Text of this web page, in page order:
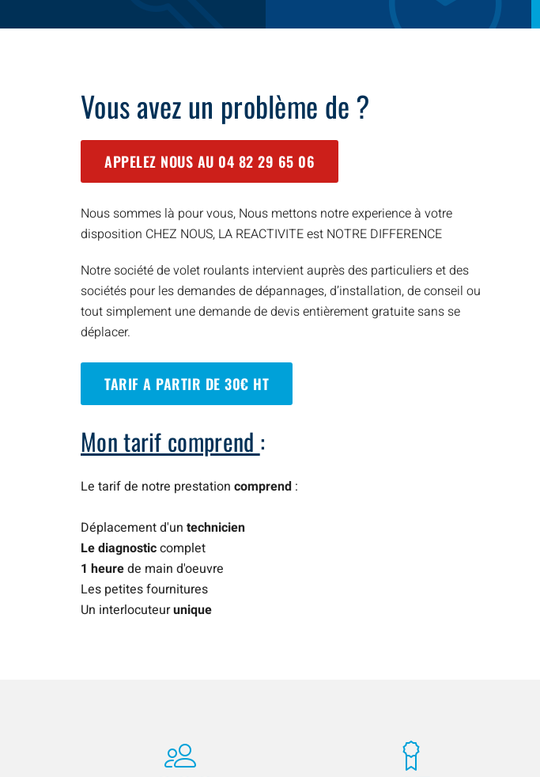
Vous avez un problème de ?
APPELEZ NOUS AU 04 82 29 65 06
Nous sommes là pour vous, Nous mettons notre experience à votre
disposition CHEZ NOUS, LA REACTIVITE est NOTRE DIFFERENCE
Notre société de volet roulants intervient auprès des particuliers et des
sociétés pour les demandes de dépannages, d’installation, de conseil ou
tout simplement une demande de devis entièrement gratuite sans se
déplacer.
TARIF A PARTIR DE 30€ HT
Mon tarif comprend :
Le tarif de notre prestation comprend :
Déplacement d'un technicien
Le diagnosticcomplet
1 heurede main d'oeuvre
Les petites fournitures
Un interlocuteurunique